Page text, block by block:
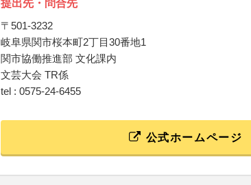
提出先・問合先
〒501-3232
岐阜県関市桜本町2丁目30番地1
関市協働推進部 文化課内
文芸大会 TR係
tel : 0575-24-6455
公式ホームページ